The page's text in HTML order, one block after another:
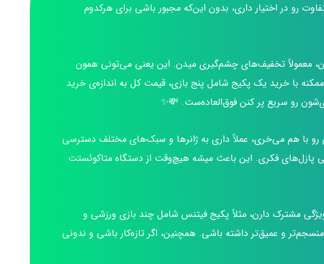
رو در اختیار داری، بدون این‌که مجبور باشی برای هرکدوم
معمولاً تخفیف‌های چشم‌گیری میدن. این یعنی می‌تونی همون
با خرید یک پکیج شامل پنج بازی، قیمت کل به اندازه‌ی خرید
رو سریع پر کنن فوق‌العاده‌ست. 💸✨
با هم می‌خری، عملاً داری به ژانرها و سبک‌های مختلف دسترسی
پازل‌های فکری. این باعث میشه هیچ‌وقت از دستگاه متاکوئستت
مشترک دارن، مثلاً پکیج فیتنس شامل چند بازی ورزشی و
و عمیق‌تر داشته باشی. همچنین، اگر تازه‌کار باشی و ندونی